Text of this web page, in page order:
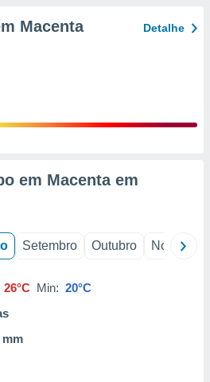
Macenta
Detalhe
em Macenta em
Setembro Outubro Novembro
26°C Min: 20°C
mm